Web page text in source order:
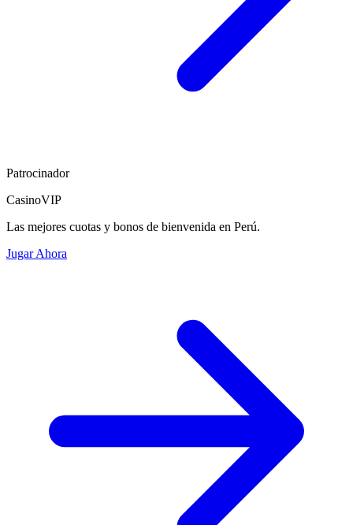
Patrocinador
CasinoVIP
Las mejores cuotas y bonos de bienvenida en Perú.
Jugar Ahora